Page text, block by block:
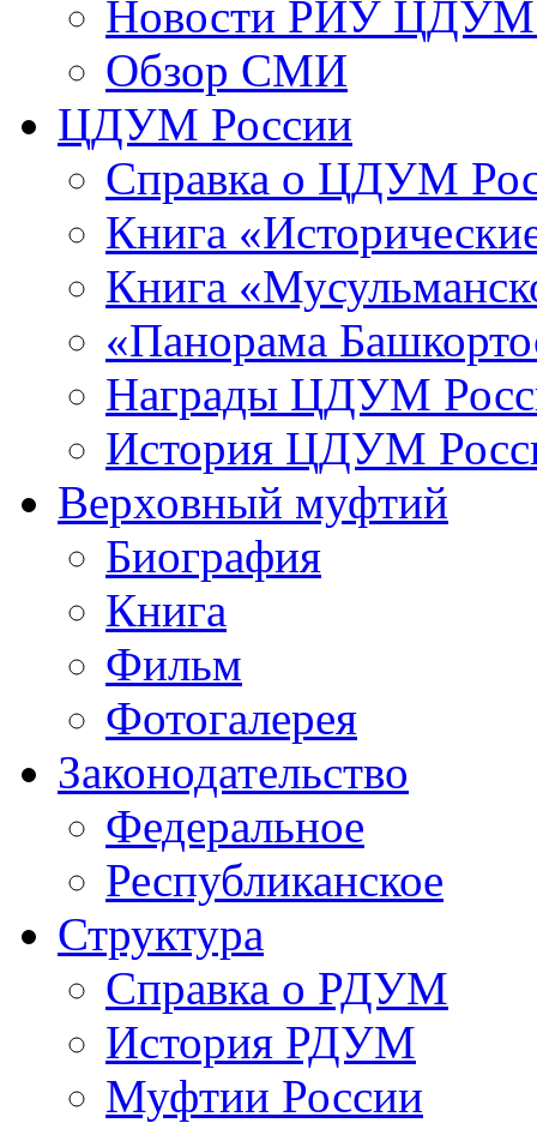
Новости РИУ ЦДУМ
Обзор СМИ
ЦДУМ России
Справка о ЦДУМ
Книга
Книга
«Панорама
Награды ЦДУМ
История ЦДУМ
Верховный муфтий
Биография
Книга
Фильм
Фотогалерея
Законодательство
Федеральное
Республиканское
Структура
Справка о РДУМ
История РДУМ
Муфтии России